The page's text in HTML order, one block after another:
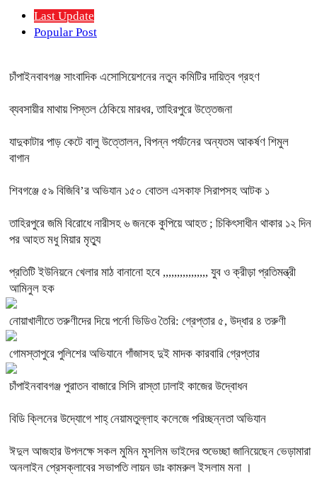
Last Update
Popular Post
চাঁপাইনবাবগঞ্জ সাংবাদিক এসোসিয়েশনের নতুন কমিটির দায়িত্ব গ্রহণ
ব্যবসায়ীর মাথায় পিস্তল ঠেকিয়ে মারধর, তাহিরপুরে উত্তেজনা
যাদুকাটার পাড় কেটে বালু উত্তোলন, বিপন্ন পর্যটনের অন্যতম আকর্ষণ শিমুল
বাগান
শিবগঞ্জে ৫৯ বিজিবি’র অভিযান ১৫০ বোতল এসকাফ সিরাপসহ আটক ১
তাহিরপুরে জমি বিরোধে নারীসহ ৬ জনকে কুপিয়ে আহত ; চিকিৎসাধীন থাকার ১২ দিন
পর আহত মধু মিয়ার মৃত্যু
প্রতিটি ইউনিয়নে খেলার মাঠ বানানো হবে ,,,,,,,,,,,,,,,, যুব ও ক্রীড়া প্রতিমন্ত্রী
আমিনুল হক
নোয়াখালীতে তরুণীদের দিয়ে পর্নো ভিডিও তৈরি: গ্রেপ্তার ৫, উদ্ধার ৪ তরুণী
গোমস্তাপুরে পুলিশের অভিযানে গাঁজাসহ দুই মাদক কারবারি গ্রেপ্তার
চাঁপাইনবাবগঞ্জ পুরাতন বাজারে সিসি রাস্তা ঢালাই কাজের উদ্বোধন
বিডি ক্লিনের উদ্যোগে শাহ্ নেয়ামতুল্লাহ কলেজে পরিচ্ছন্নতা অভিযান
ঈদুল আজহার উপলক্ষে সকল মুমিন মুসলিম ভাইদের শুভেচ্ছা জানিয়েছেন ভেড়ামারা
অনলাইন প্রেসক্লাবের সভাপতি লায়ন ডাঃ কামরুল ইসলাম মনা ।